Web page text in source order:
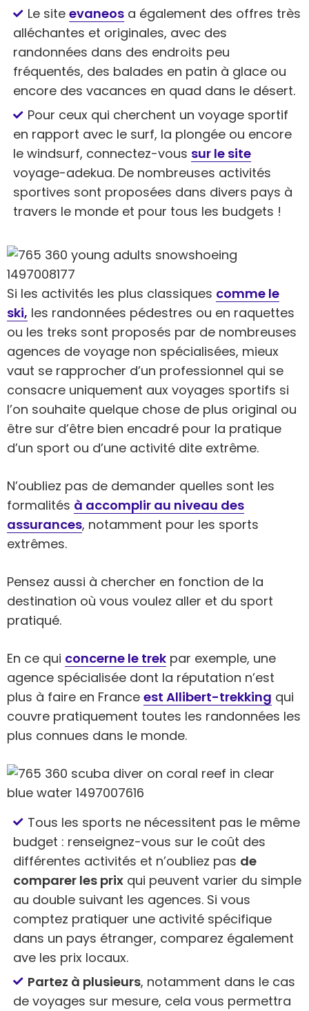
Le siteevaneos a également des offres très
alléchantes et originales, avec des
randonnées dans des endroits peu
fréquentés, des balades en patin à glace ou
encore des vacances en quad dans le désert.
Pour ceux qui cherchent un voyage sportif
en rapport avec le surf, la plongée ou encore
le windsurf, connectez-vous sur le site
voyage-adekua. De nombreuses activités
sportives sont proposées dans divers pays à
travers le monde et pour tous les budgets !
Si les activités les plus classiques comme le
ski, les randonnées pédestres ou en raquettes
ou les treks sont proposés par de nombreuses
agences de voyage non spécialisées, mieux
vaut se rapprocher d’un professionnel qui se
consacre uniquement aux voyages sportifs si
l’on souhaite quelque chose de plus original ou
être sur d’être bien encadré pour la pratique
d’un sport ou d’une activité dite extrême.
N’oubliez pas de demander quelles sont les
formalités à accomplir au niveau des
assurances, notamment pour les sports
extrêmes.
Pensez aussi à chercher en fonction de la
destination où vous voulez aller et du sport
pratiqué.
En ce qui concerne le trek par exemple, une
agence spécialisée dont la réputation n’est
plus à faire en France est Allibert-trekking qui
couvre pratiquement toutes les randonnées les
plus connues dans le monde.
Tous les sports ne nécessitent pas le même
budget : renseignez-vous sur le coût des
différentes activités et n’oubliez pas de
comparer les prix qui peuvent varier du simple
au double suivant les agences. Si vous
comptez pratiquer une activité spécifique
dans un pays étranger, comparez également
ave les prix locaux.
Partez à plusieurs, notamment dans le cas
de voyages sur mesure, cela vous permettra